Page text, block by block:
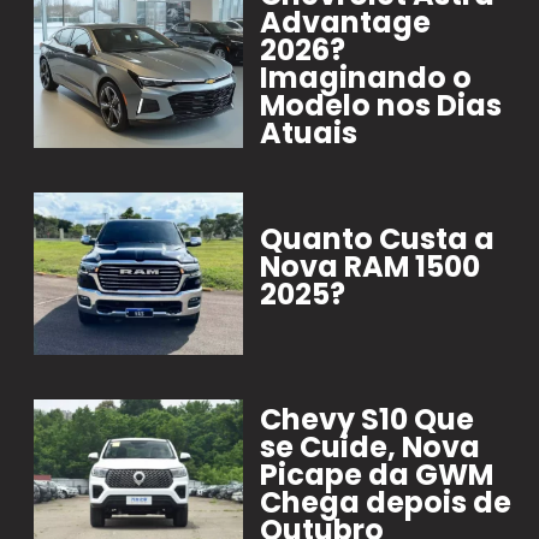
Advantage
2026?
Imaginando o
Modelo nos Dias
Atuais
Quanto Custa a
Nova RAM 1500
2025?
Chevy S10 Que
se Cuide, Nova
Picape da GWM
Chega depois de
Outubro